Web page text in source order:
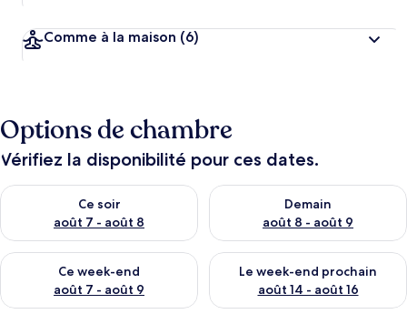
Comme à la maison (6)
Options de chambre
Vérifiez la disponibilité pour ces dates.
Ce soir
août 7 - août 8
Vérifier la disponibilité pour ce soir août 7 - août 8
Demain
août 8 - août 9
Vérifier la disponibilité pour
Ce week-end
août 7 - août 9
Vérifier la disponibilité pour ce week-end août 7 - août 9
Le week-end prochain
août 14 - août 16
Vérifier la disponibilité pour